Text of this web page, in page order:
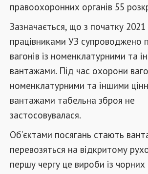
правоохоронних органів 55
Зазначається, що з початку
працівниками УЗ супроводжено
вагонів із номенклатурними та
вантажами. Під час охорони
номенклатурними та іншими
вантажами табельна зброя не
застосовувалася.
Об’єктами посягань стають
перевозяться на відкритому
першу чергу це вироби із чорних